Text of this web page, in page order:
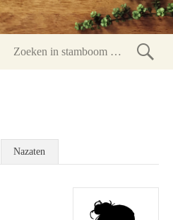
Nazaten